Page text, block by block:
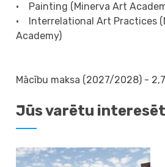
• Painting (Minerva Art
• Interrelational Art Practices
Academy)
Mācību maksa (2027/2028) -
Jūs varētu interesēt